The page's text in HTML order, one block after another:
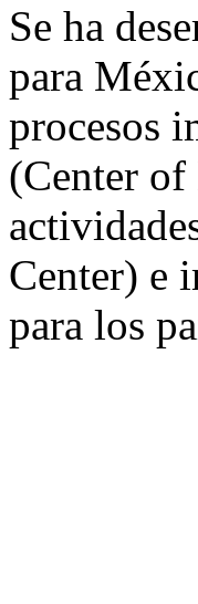
Se ha
para
procesos
(Center
Center) e
para los